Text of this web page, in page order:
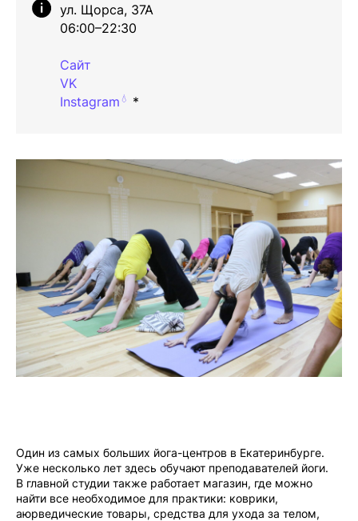
ул. Щорса, 37А
06:00–22:30
Сайт
VK
Instagram 💧 *
Один из самых больших йога-центров в Екатеринбурге.
Уже несколько лет здесь обучают преподавателей йоги.
В главной студии также работает магазин, где можно
найти все необходимое для практики: коврики,
аюрведические товары, средства для ухода за телом,